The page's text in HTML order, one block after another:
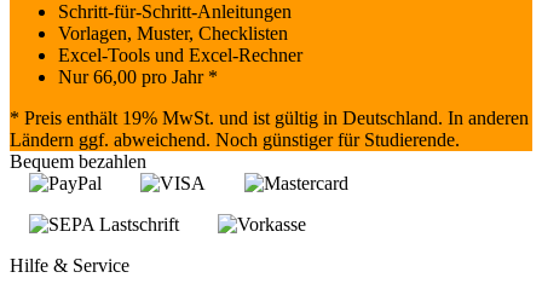
Schritt-für-Schritt-Anleitungen
Vorlagen, Muster, Checklisten
Excel-Tools und Excel-Rechner
Nur66,00 pro Jahr *
* Preis enthält 19% MwSt. und ist gültig in Deutschland. In anderen
Ländern ggf. abweichend. Noch günstiger für Studierende.
Bequem bezahlen
Hilfe & Service